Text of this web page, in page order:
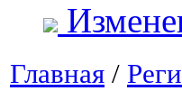
Главная /